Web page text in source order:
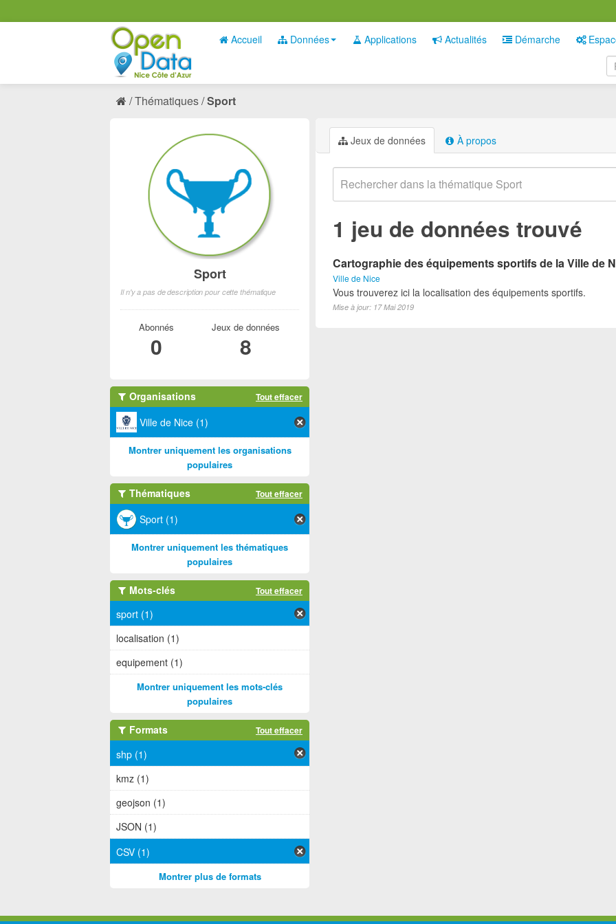
Accueil Données Applications Actualités Démarche
Thématiques Sport
Jeux de données À propos
1 jeu de données trouvé
Cartographie des équipements sportifs de la Ville de
Ville de Nice
Vous trouverez ici la localisation des équipements sportifs.
Mise à jour: 17 Mai 2019
Sport
Il n'y a pas de description pour cette thématique
Abonnés
0
Jeux de données
8
Organisations Tout effacer
Ville de Nice (1)
Montrer uniquement les organisations
populaires
Thématiques Tout effacer
Sport (1)
Montrer uniquement les thématiques
populaires
Mots-clés Tout effacer
sport (1)
localisation (1)
equipement (1)
Montrer uniquement les mots-clés
populaires
Formats Tout effacer
shp (1)
kmz (1)
geojson (1)
JSON (1)
CSV (1)
Montrer plus de formats